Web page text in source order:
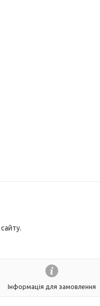
Інформація для замовлення